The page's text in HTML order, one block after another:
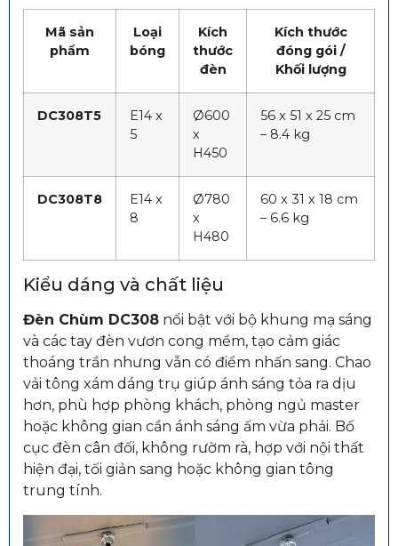
Mã sản
phẩm
Loại
bóng
Kích
thước
đèn
Kích thước
đóng gói /
Khối lượng
DC308T5
E14 x
5
Ø600
x
H450
56 x 51 x 25 cm
– 8.4 kg
DC308T8
E14 x
8
Ø780
x
H480
60 x 31 x 18 cm
– 6.6 kg
Kiểu dáng và chất liệu
Đèn Chùm DC308 nổi bật với bộ khung mạ sáng
và các tay đèn vươn cong mềm, tạo cảm giác
thoáng trần nhưng vẫn có điểm nhấn sang. Chao
vải tông xám dáng trụ giúp ánh sáng tỏa ra dịu
hơn, phù hợp phòng khách, phòng ngủ master
hoặc không gian cần ánh sáng ấm vừa phải. Bố
cục đèn cân đối, không rườm rà, hợp với nội thất
hiện đại, tối giản sang hoặc không gian tông
trung tính.